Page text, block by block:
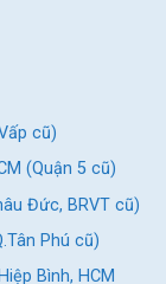
cũ)
(Quận 5 cũ)
Đức, BRVT cũ)
Phú cũ)
Bình, HCM